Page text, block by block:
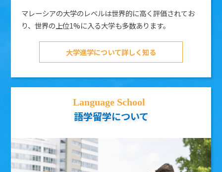
マレーシアの大学のレベルは世界的に高く評価されてお
り、世界の上位1%に入る大学も多数あります。
大学進学について詳しく知る
語学留学について